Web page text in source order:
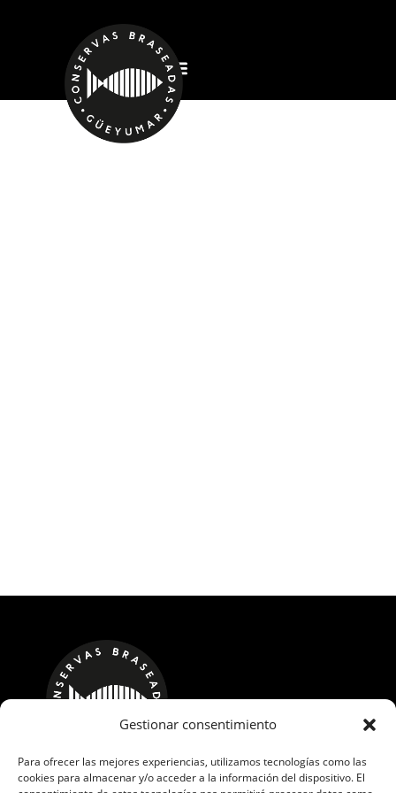
Gestionar consentimiento
Para ofrecer las mejores experiencias, utilizamos tecnologías como las
cookies para almacenar y/o acceder a la información del dispositivo. El